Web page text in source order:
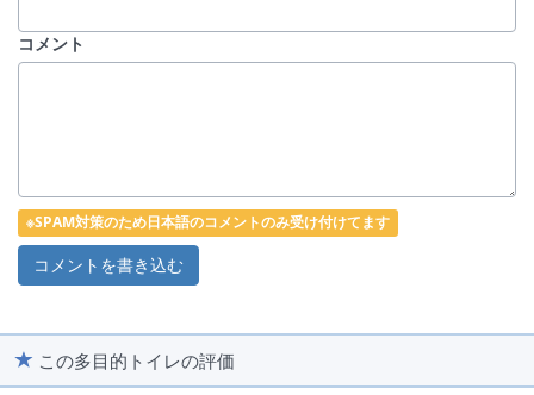
コメント
※SPAM対策のため日本語のコメントのみ受け付けてます
この多目的トイレの評価